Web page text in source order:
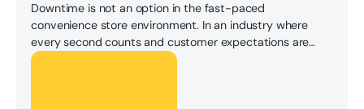
Downtime is not an option in the fast-paced
convenience store environment. In an industry where
every second counts and customer expectations are
high, maintaining seamless operations is critical.
Desbloquear